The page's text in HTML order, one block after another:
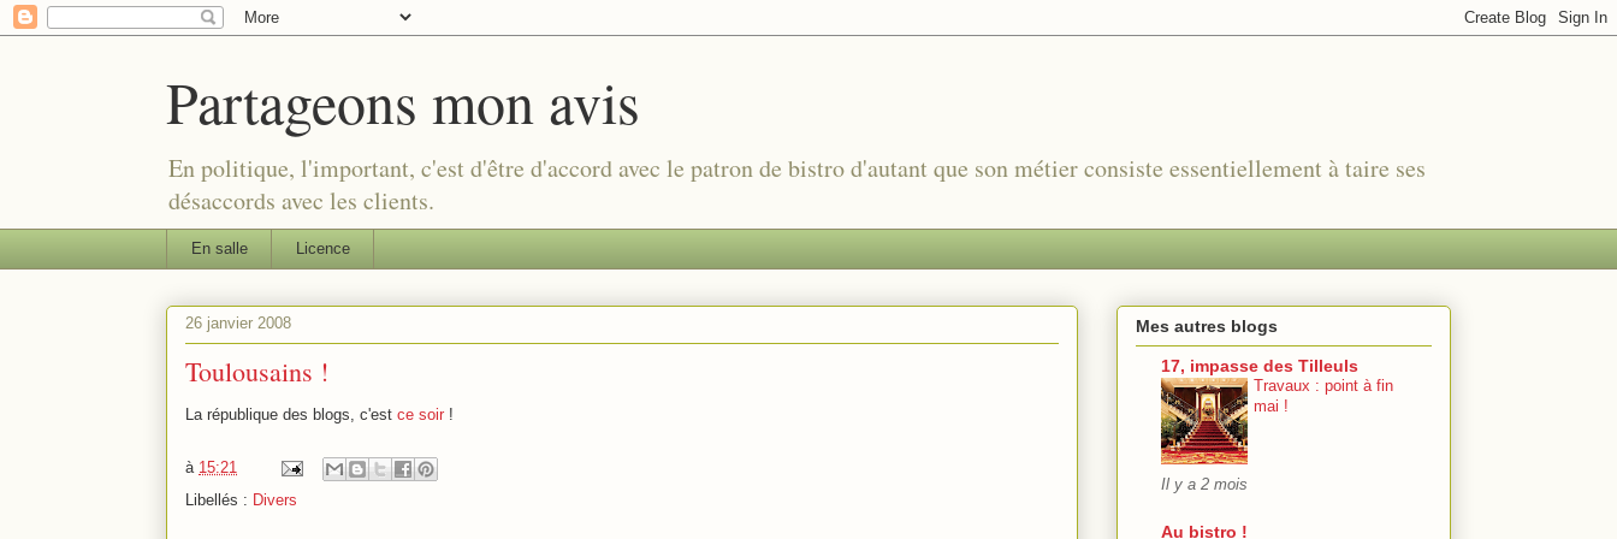
Partageons mon avis
En politique, l'important, c'est d'être d'accord avec le patron de bistro d'autant que son métier consiste essentiellement à taire ses
désaccords avec les clients.
En salle Licence
26 janvier 2008
Toulousains !
La république des blogs, c'est ce soir !
à 15:21
Libellés : Divers
Mes autres blogs
17, impasse des Tilleuls
Travaux : point à fin
mai !
Il y a 2 mois
Au bistro !